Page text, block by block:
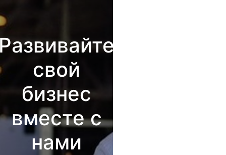
свой
бизнес
вместе с
нами